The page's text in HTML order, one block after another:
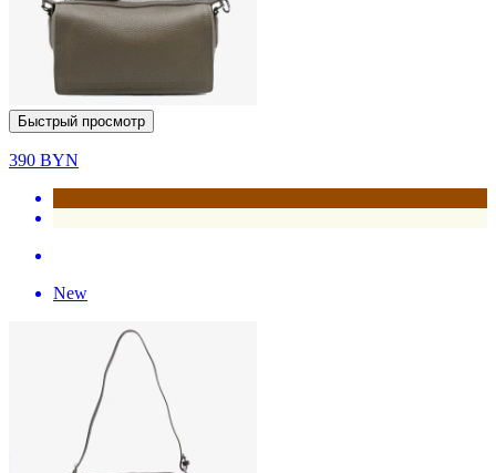
Быстрый просмотр
390 BYN
New